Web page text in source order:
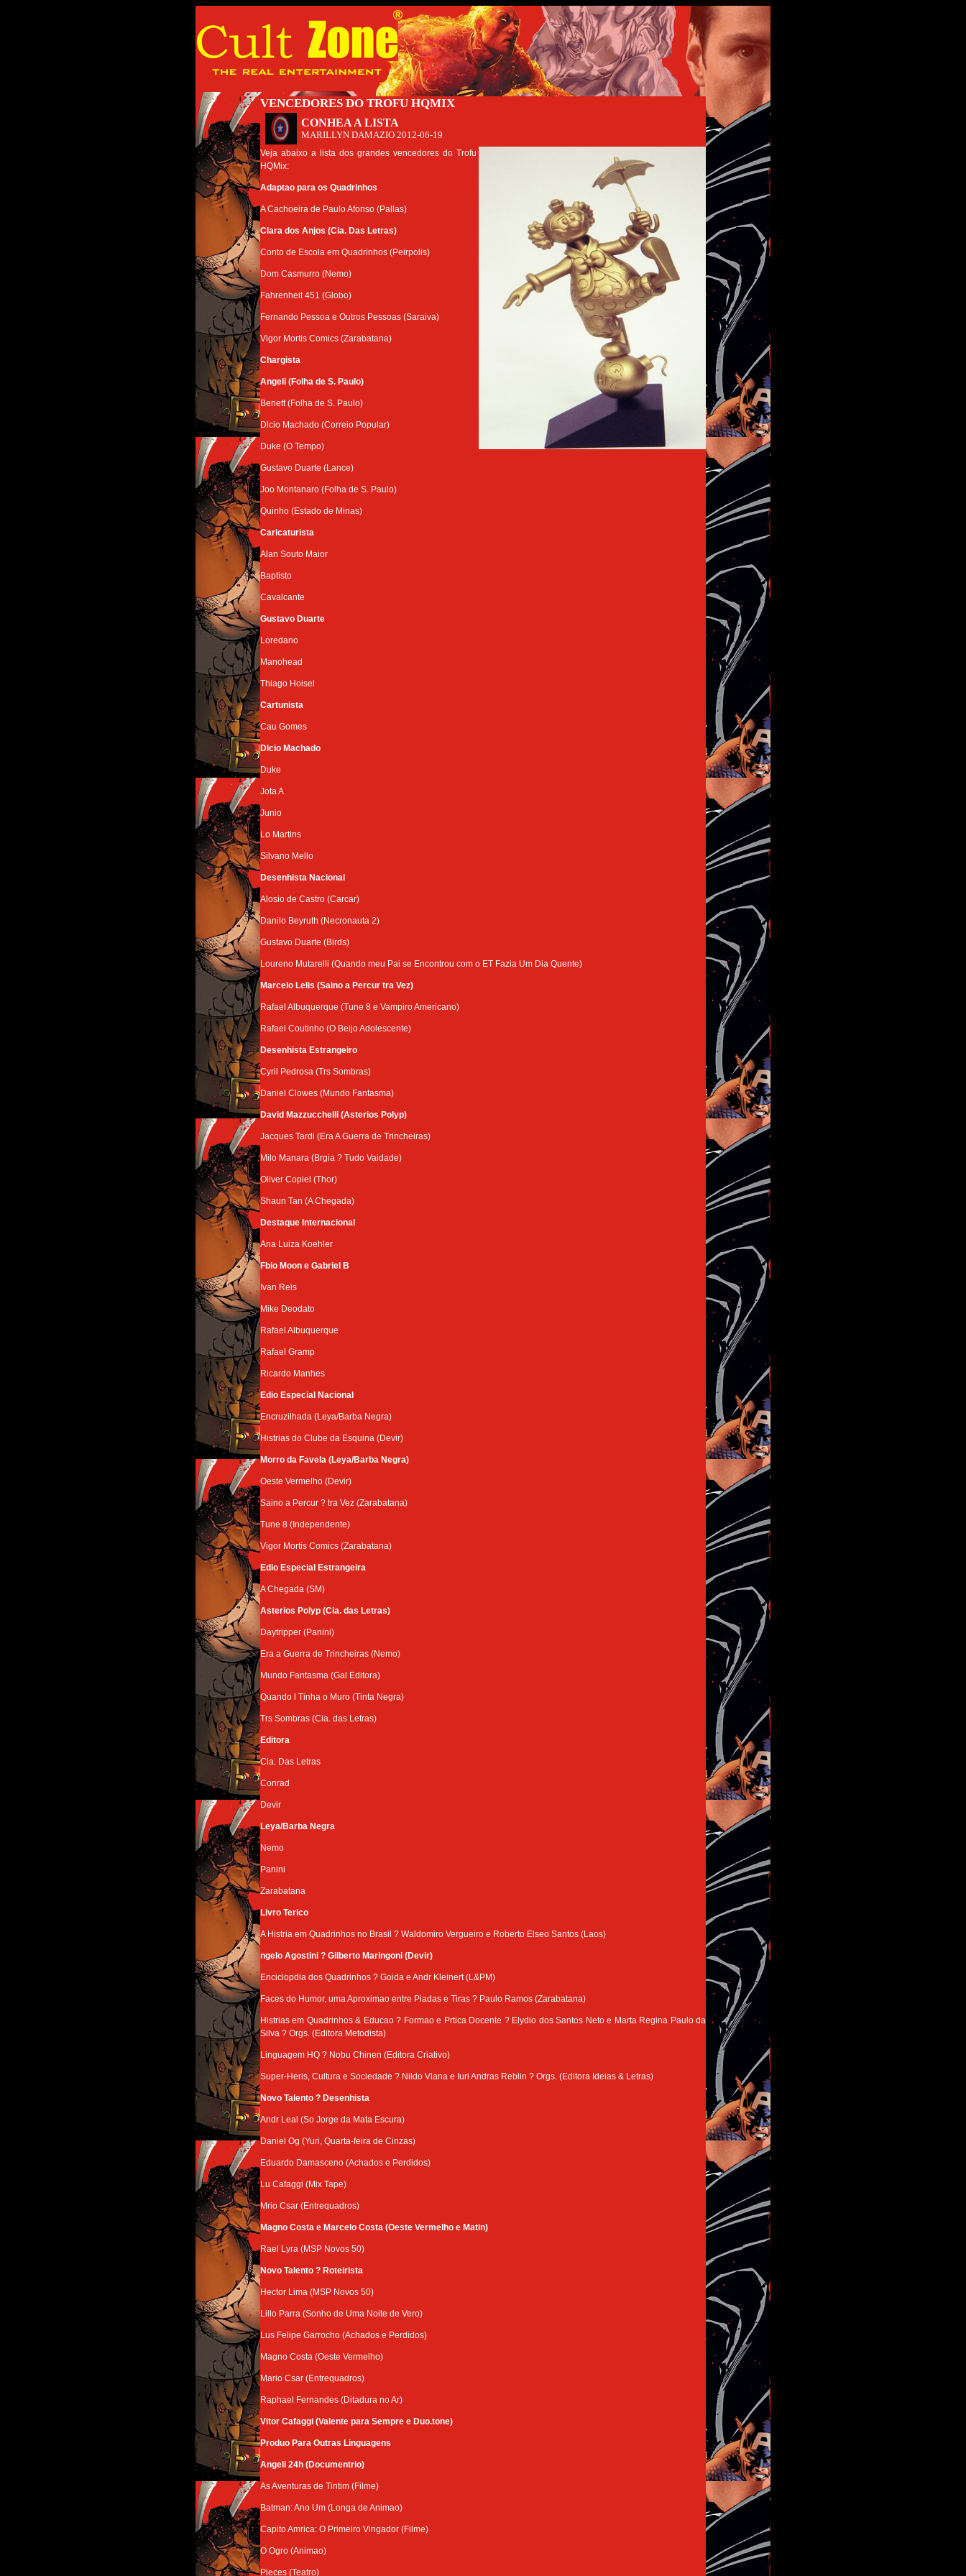
VENCEDORES DO TROFU HQMIX
CONHEA A LISTA
MARILLYN DAMAZIO 2012-06-19
Veja abaixo a lista dos grandes vencedores do Trofu
HQMix:
Adaptao para os Quadrinhos
A Cachoeira de Paulo Afonso (Pallas)
Clara dos Anjos (Cia. Das Letras)
Conto de Escola em Quadrinhos (Peirpolis)
Dom Casmurro (Nemo)
Fahrenheit 451 (Globo)
Fernando Pessoa e Outros Pessoas (Saraiva)
Vigor Mortis Comics (Zarabatana)
Chargista
Angeli (Folha de S. Paulo)
Benett (Folha de S. Paulo)
Dlcio Machado (Correio Popular)
Duke (O Tempo)
Gustavo Duarte (Lance)
Joo Montanaro (Folha de S. Paulo)
Quinho (Estado de Minas)
Caricaturista
Alan Souto Maior
Baptisto
Cavalcante
Gustavo Duarte
Loredano
Manohead
Thiago Hoisel
Cartunista
Cau Gomes
Dlcio Machado
Duke
Jota A
Junio
Lo Martins
Silvano Mello
Desenhista Nacional
Alosio de Castro (Carcar)
Danilo Beyruth (Necronauta 2)
Gustavo Duarte (Birds)
Loureno Mutarelli (Quando meu Pai se Encontrou com o ET Fazia Um Dia Quente)
Marcelo Lelis (Saino a Percur tra Vez)
Rafael Albuquerque (Tune 8 e Vampiro Americano)
Rafael Coutinho (O Beijo Adolescente)
Desenhista Estrangeiro
Cyril Pedrosa (Trs Sombras)
Daniel Clowes (Mundo Fantasma)
David Mazzucchelli (Asterios Polyp)
Jacques Tardi (Era A Guerra de Trincheiras)
Milo Manara (Brgia ? Tudo Vaidade)
Oliver Copiel (Thor)
Shaun Tan (A Chegada)
Destaque Internacional
Ana Luiza Koehler
Fbio Moon e Gabriel B
Ivan Reis
Mike Deodato
Rafael Albuquerque
Rafael Gramp
Ricardo Manhes
Edio Especial Nacional
Encruzilhada (Leya/Barba Negra)
Histrias do Clube da Esquina (Devir)
Morro da Favela (Leya/Barba Negra)
Oeste Vermelho (Devir)
Saino a Percur ? tra Vez (Zarabatana)
Tune 8 (Independente)
Vigor Mortis Comics (Zarabatana)
Edio Especial Estrangeira
A Chegada (SM)
Asterios Polyp (Cia. das Letras)
Daytripper (Panini)
Era a Guerra de Trincheiras (Nemo)
Mundo Fantasma (Gal Editora)
Quando l Tinha o Muro (Tinta Negra)
Trs Sombras (Cia. das Letras)
Editora
Cia. Das Letras
Conrad
Devir
Leya/Barba Negra
Nemo
Panini
Zarabatana
Livro Terico
A Histria em Quadrinhos no Brasil ? Waldomiro Vergueiro e Roberto Elseo Santos (Laos)
ngelo Agostini ? Gilberto Maringoni (Devir)
Enciclopdia dos Quadrinhos ? Goida e Andr Kleinert (L&PM)
Faces do Humor, uma Aproximao entre Piadas e Tiras ? Paulo Ramos (Zarabatana)
Histrias em Quadrinhos & Educao ? Formao e Prtica Docente ? Elydio dos Santos Neto e Marta Regina Paulo da
Silva ? Orgs. (Editora Metodista)
Linguagem HQ ? Nobu Chinen (Editora Criativo)
Super-Heris, Cultura e Sociedade ? Nildo Viana e Iuri Andras Reblin ? Orgs. (Editora Ideias & Letras)
Novo Talento ? Desenhista
Andr Leal (So Jorge da Mata Escura)
Daniel Og (Yuri, Quarta-feira de Cinzas)
Eduardo Damasceno (Achados e Perdidos)
Lu Cafaggi (Mix Tape)
Mrio Csar (Entrequadros)
Magno Costa e Marcelo Costa (Oeste Vermelho e Matin)
Rael Lyra (MSP Novos 50)
Novo Talento ? Roteirista
Hector Lima (MSP Novos 50)
Lillo Parra (Sonho de Uma Noite de Vero)
Lus Felipe Garrocho (Achados e Perdidos)
Magno Costa (Oeste Vermelho)
Mario Csar (Entrequadros)
Raphael Fernandes (Ditadura no Ar)
Vitor Cafaggi (Valente para Sempre e Duo.tone)
Produo Para Outras Linguagens
Angeli 24h (Documentrio)
As Aventuras de Tintim (Filme)
Batman: Ano Um (Longa de Animao)
Capito Amrica: O Primeiro Vingador (Filme)
O Ogro (Animao)
Pieces (Teatro)